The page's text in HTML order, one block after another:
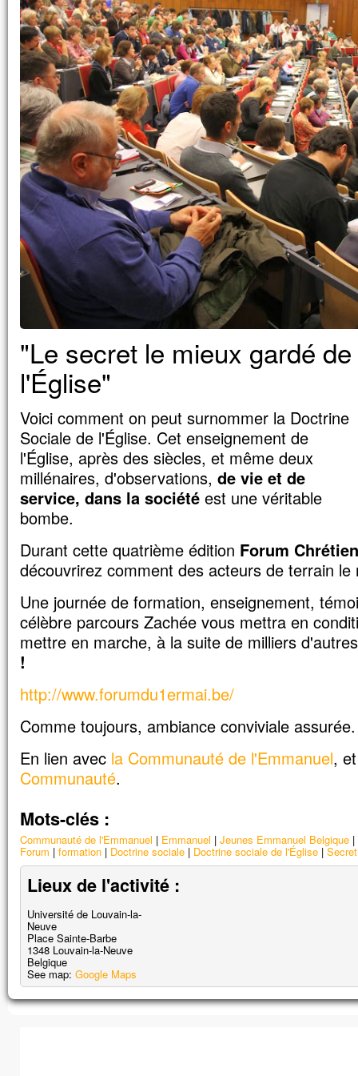
Car celui qui veut sauver sa vie
la perdra,
mais qui perd sa vie à cause de moi
la trouvera.
Quel avantage, en effet, un homme
à gagner le monde entier,
si c’est au prix de sa vie ?
Et que pourra-t-il donner en échange de
Car le Fils de l’homme va venir avec
dans la gloire de son Père ;
alors il rendra à chacun selon sa
Amen, je vous le dis :
parmi ceux qui sont ici,
certains ne connaîtront pas la mort
avant d’avoir vu le Fils de l’homme
venir dans son Règne. »
– Acclamons la Parole de Dieu.
"Le secret le mieux gardé de
l'Église"
Voici comment on peut surnommer la Doctrine
Sociale de l'Église. Cet enseignement de
l'Église, après des siècles, et même deux
millénaires, d'observations, de vie et de
service, dans la société est une véritable
bombe.
Durant cette quatrième édition Forum
découvrirez comment des acteurs de terrain
Une journée de formation, enseignement,
célèbre parcours Zachée vous mettra en
mettre en marche, à la suite de milliers
!
http://www.forumdu1ermai.be/
Comme toujours, ambiance conviviale assurée.
En lien avec la Communauté de l'Emmanuel,
Communauté.
Mots-clés :
Communauté de l'Emmanuel Emmanuel Jeunes Emmanuel Belgique
Forum formation Doctrine sociale Doctrine sociale de l'Église Secret
Lieux de l'activité :
Université de Louvain-la-
Neuve
Place Sainte-Barbe
1348 Louvain-la-Neuve
Belgique
See map: Google Maps